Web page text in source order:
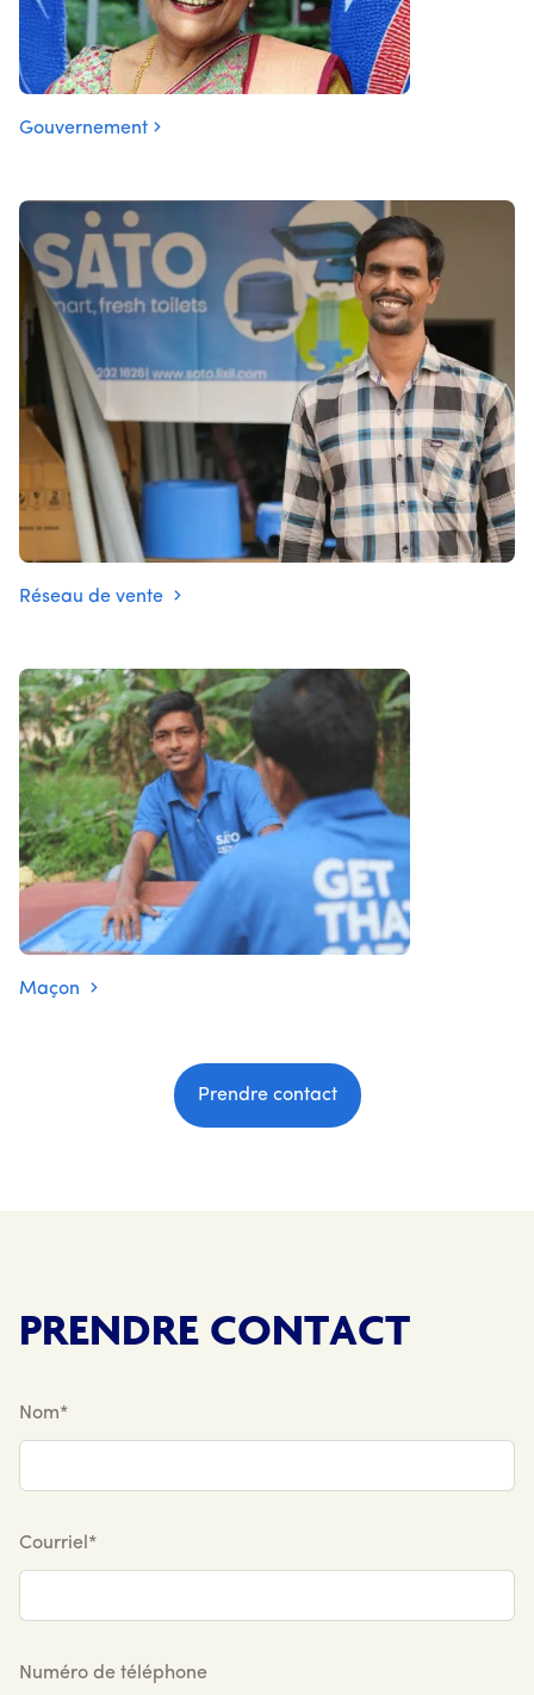
Gouvernement
Réseau de vente
Maçon
Prendre contact
PRENDRE CONTACT
Nom*
Courriel*
Numéro de téléphone